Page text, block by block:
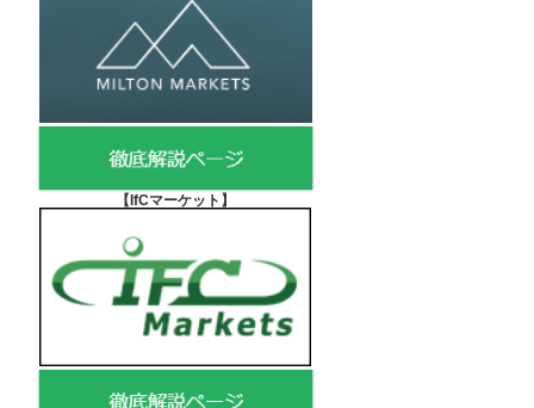
【IfCマーケット 】